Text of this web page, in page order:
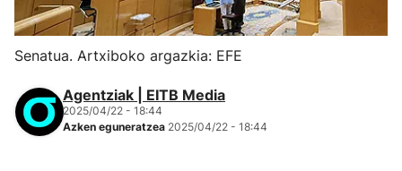
Senatua. Artxiboko argazkia: EFE
Agentziak | EITB Media
2025/04/22 - 18:44
Azken eguneratzea 2025/04/22 - 18:44